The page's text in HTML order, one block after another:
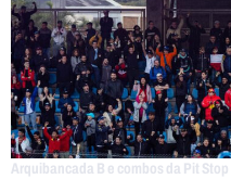
Arquibancada B e combos da Pit